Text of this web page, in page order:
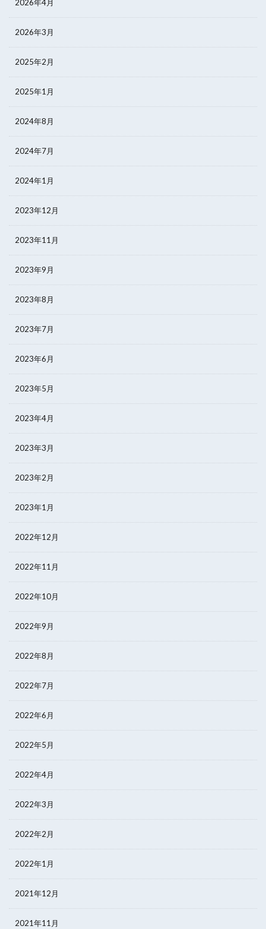
2026年4月
2026年3月
2025年2月
2025年1月
2024年8月
2024年7月
2024年1月
2023年12月
2023年11月
2023年9月
2023年8月
2023年7月
2023年6月
2023年5月
2023年4月
2023年3月
2023年2月
2023年1月
2022年12月
2022年11月
2022年10月
2022年9月
2022年8月
2022年7月
2022年6月
2022年5月
2022年4月
2022年3月
2022年2月
2022年1月
2021年12月
2021年11月